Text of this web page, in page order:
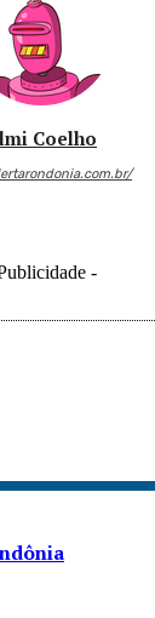
Coelho
-